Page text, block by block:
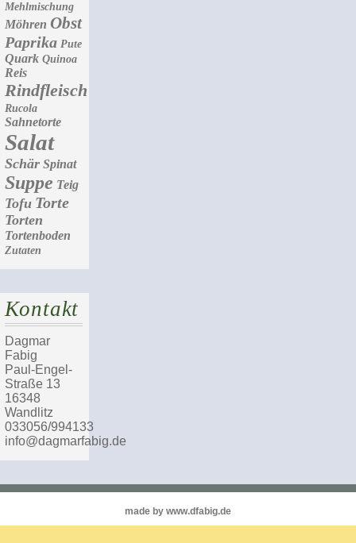
Mehlmischung
Möhren Obst
Paprika Pute
Quark Quinoa
Reis
Rindfleisch
Rucola
Sahnetorte
Salat
Schär Spinat
Suppe Teig
Tofu Torte
Torten
Tortenboden
Zutaten
Kontakt
Dagmar
Fabig
Paul-Engel-
Straße 13
16348
Wandlitz
033056/994133
info@dagmarfabig.de
made by www.dfabig.de